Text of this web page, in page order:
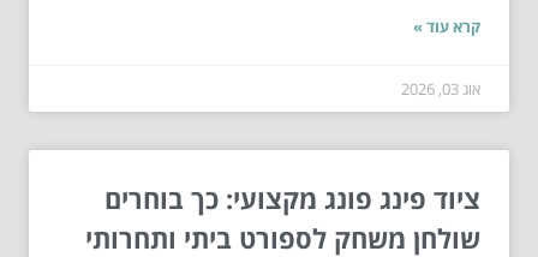
קרא עוד »
אוג 03, 2026
ציוד פינג פונג מקצועי: כך בוחרים
שולחן משחק לספורט ביתי ותחרותי